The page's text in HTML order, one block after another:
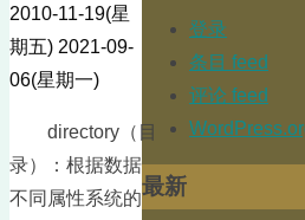
2010-11-19(星
期五) 2021-09-
06(星期一)
directory（目
录）：根据数据
不同属性系统的
登录
条目 feed
评论 feed
最新